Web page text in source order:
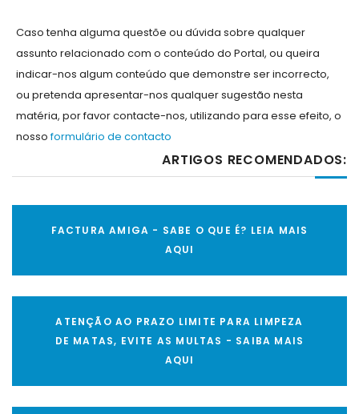
Caso tenha alguma questõe ou dúvida sobre qualquer
assunto relacionado com o conteúdo do Portal, ou queira
indicar-nos algum conteúdo que demonstre ser incorrecto,
ou pretenda apresentar-nos qualquer sugestão nesta
matéria, por favor contacte-nos, utilizando para esse efeito, o
nossoformulário de contacto
ARTIGOS RECOMENDADOS:
FACTURA AMIGA - SABE O QUE É? LEIA MAIS
AQUI
ATENÇÃO AO PRAZO LIMITE PARA LIMPEZA
DE MATAS, EVITE AS MULTAS - SAIBA MAIS
AQUI